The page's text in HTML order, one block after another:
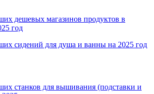
дешевых магазинов продуктов в
год
сидений для душа и ванны на 2025 год
станков для вышивания (подставки и